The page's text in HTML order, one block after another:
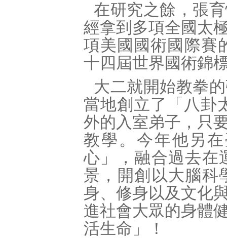
在研究之餘，張
經拿到多項全國太
項美國國術國際賽
十四屆世界國術錦
大二就開始教拳
當地創立了「八卦
外的入室弟子，只
教學。今年他另
心」，融合過去在
景，開創以大腦科
身、修身以及文化
進社會大眾的身體
活生命」！